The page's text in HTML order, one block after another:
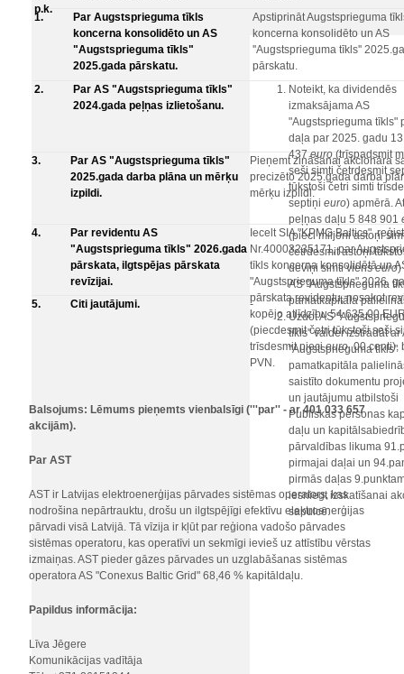
p.k.
1.
Par Augstsprieguma tīkls
koncerna konsolidēto un AS
"Augstsprieguma tīkls"
2025.gada pārskatu.
Apstiprināt Augstsprieguma
koncerna konsolidēto un AS
''Augstsprieguma tīkls''
pārskatu.
2.
Par AS "Augstsprieguma tīkls"
2024.gada peļņas izlietošanu.
Noteikt, ka dividendēs
izmaksājama AS
"Augstsprieguma tīkls"
daļa par 2025. gadu
437euro(trīspadsmit
seši simti četrdesmit
tūkstoši četri simti
septiņi euro) apmērā.
peļņas daļu 5 848 901
(pieci miljoni astoņi
četrdesmit astoņi
deviņi simti vienseuro)
AS ''Augstsprieguma
pamatkapitāla
Uzdot AS
tīkls" valdei izstrādāt ar
"Augstsprieguma tīkls"
pamatkapitāla
saistīto dokumentu
un jautājumu atbilstoši
Publiskas personas
daļu un
pārvaldības likuma
pirmajai daļai un
pirmās daļas
iesniegt izskatīšanai
sapulcē.
3.
Par AS "Augstsprieguma tīkls"
2025.gada darba plāna un mērķu
izpildi.
Pieņemt zināšanai akcionāra
precizēto 2025.gada darba
mērķu izpildi.
4.
Par revidentu AS
"Augstsprieguma tīkls" 2026.gada
pārskata, ilgtspējas pārskata
revīzijai.
Iecelt SIA "KPMG Baltics",
Nr.40003235171, par
tīkls koncerna konsolidētā un
"Augstsprieguma tīkls" 2026.
pārskata revidentu, nosakot
kopējo atlīdzību 54 635,00
(piecdesmit četri tūkstoši seši
trīsdesmit piecieuro, 00 centi),
PVN.
5. Citi jautājumi. -
Balsojums: Lēmums pieņemts vienbalsīgi ('''par'' - ar 401 033 657
akcijām).
Par AST
AST ir Latvijas elektroenerģijas pārvades sistēmas operators, kas
nodrošina nepārtrauktu, drošu un ilgtspējīgi efektīvu elektroenerģijas
pārvadi visā Latvijā. Tā vīzija ir kļūt par reģiona vadošo pārvades
sistēmas operatoru, kas operatīvi un sekmīgi ievieš uz attīstību vērstas
izmaiņas. AST pieder gāzes pārvades un uzglabāšanas sistēmas
operatora AS "Conexus Baltic Grid" 68,46 % kapitāldaļu.
Papildus informācija:
Līva Jēgere
Komunikācijas vadītāja